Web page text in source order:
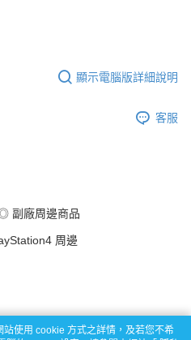
顯示電腦版詳細說明
客服
副廠周邊商品
周邊
使用 cookie 方式之詳情，及若您不希